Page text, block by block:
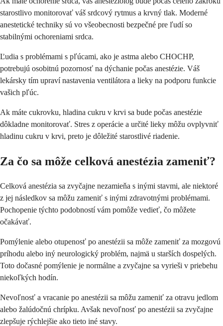
starostlivo monitorovať váš srdcový rytmus a krvný tlak. Moderné
anestetické techniky sú vo všeobecnosti bezpečné pre ľudí so
stabilnými ochoreniami srdca.
Ľudia s problémami s pľúcami, ako je astma alebo CHOCHP,
potrebujú osobitnú pozornosť na dýchanie počas anestézie. Váš
lekársky tím upraví nastavenia ventilátora a lieky na podporu funkcie
vašich pľúc.
Ak máte cukrovku, hladina cukru v krvi sa bude počas anestézie
dôkladne monitorovať. Stres z operácie a určité lieky môžu ovplyvniť
hladinu cukru v krvi, preto je dôležité starostlivé riadenie.
Za čo sa môže celková anestézia zameniť?
Celková anestézia sa zvyčajne nezamieňa s inými stavmi, ale niektoré
z jej následkov sa môžu zameniť s inými zdravotnými problémami.
Pochopenie týchto podobností vám pomôže vedieť, čo môžete
očakávať.
Pomýlenie alebo otupenosť po anestézii sa môže zameniť za mozgovú
príhodu alebo iný neurologický problém, najmä u starších dospelých.
Toto dočasné pomýlenie je normálne a zvyčajne sa vyrieši v priebehu
niekoľkých hodín.
Nevoľnosť a vracanie po anestézii sa môžu zameniť za otravu jedlom
alebo žalúdočnú chrípku. Avšak nevoľnosť po anestézii sa zvyčajne
zlepšuje rýchlejšie ako tieto iné stavy.